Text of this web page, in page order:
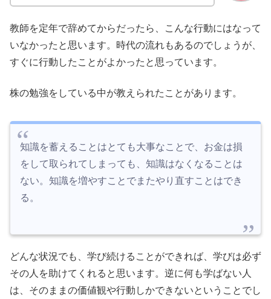
教師を定年で辞めてからだったら、こんな行動にはなって
いなかったと思います。時代の流れもあるのでしょうが、
すぐに行動したことがよかったと思っています。
株の勉強をしている中が教えられたことがあります。
知識を蓄えることはとても大事なことで、お金は損
をして取られてしまっても、知識はなくなることは
ない。知識を増やすことでまたやり直すことはでき
る。
どんな状況でも、学び続けることができれば、学びは必ず
その人を助けてくれると思います。逆に何も学ばない人
は、そのままの価値観や行動しかできないということでし